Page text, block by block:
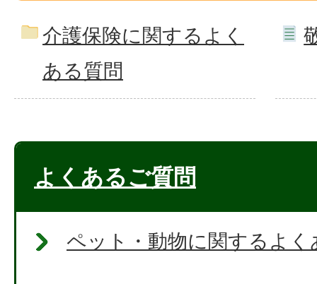
介護保険に関するよく
ある質問
よくあるご質問
ペット・動物に関するよく